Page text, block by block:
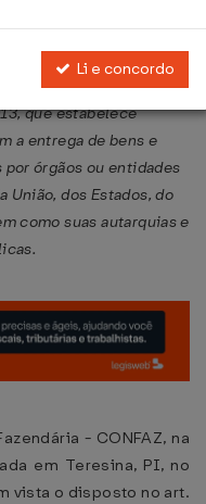
26 mar 2014
que estabelece
a entrega de bens e
órgãos ou entidades
União, dos Estados, do
como suas autarquias e
- CONFAZ, na
em Teresina, PI, no
vista o disposto no art.
Li e concordo